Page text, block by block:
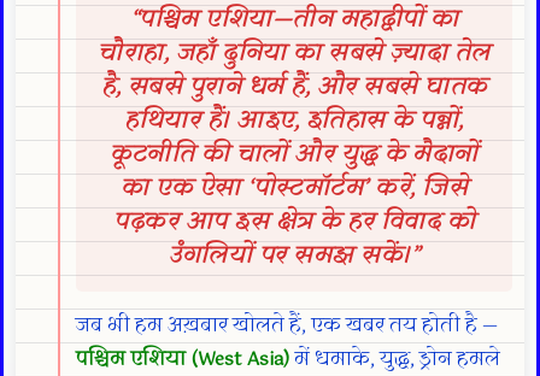
“पश्चिम एशिया—तीन महाद्वीपों का
चौराहा, जहाँ दुनिया का सबसे ज़्यादा तेल
है, सबसे पुराने धर्म हैं, और सबसे घातक
हथियार हैं। आइए, इतिहास के पन्नों,
कूटनीति की चालों और युद्ध के मैदानों
का एक ऐसा ‘पोस्टमॉर्टम’ करें, जिसे
पढ़कर आप इस क्षेत्र के हर विवाद को
उंगलियों पर समझ सकें।”
जब भी हम अख़बार खोलते हैं, एक खबर तय होती है —
पश्चिम एशिया (West Asia)में धमाके, युद्ध, ड्रोन हमले